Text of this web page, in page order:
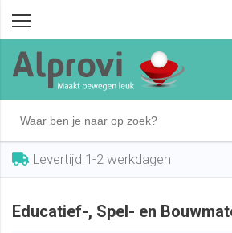
Levertijd 1-2 werkdagen
Educatief-, Spel- en